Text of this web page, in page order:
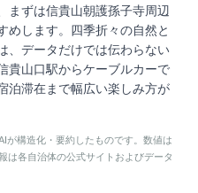
まずは信貴山朝護孫子寺周辺
めします。四季折々の自然と
、データだけでは伝わらない
貴山口駅からケーブルカーで
泊滞在まで幅広い楽しみ方が
が構造化・要約したものです。数値は
は各自治体の公式サイトおよびデータ